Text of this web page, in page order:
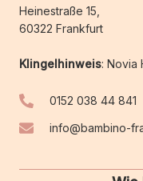
Heinestraße 15,
60322 Frankfurt
Klingelhinweis: Novia
0152 038 44 841
info@bambino-